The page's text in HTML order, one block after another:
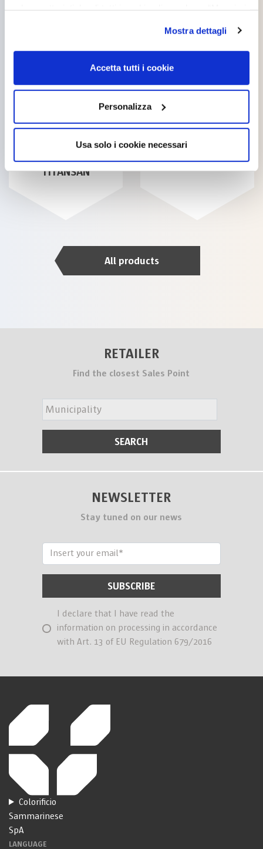
cookie accettare. Per ulteriori informazioni consulta
lacookie policy.
Mostra dettagli
Accetta tutti i cookie
Personalizza
Usa solo i cookie necessari
1000X
TITANSAN
All products
RETAILER
Find the closest Sales Point
NEWSLETTER
Stay tuned on our news
I declare that I have read the
information on processing in accordance
with Art. 13 of EU Regulation 679/2016
Colorificio
Sammarinese
SpA
LANGUAGE